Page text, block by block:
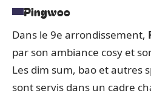
Pingwoo
Dans le 9e arrondissement,
par son ambiance cosy et
Les dim sum, bao et autres
sont servis dans un cadre